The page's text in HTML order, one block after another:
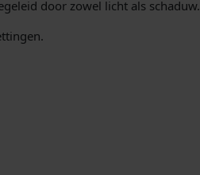
door zowel licht als schaduw.